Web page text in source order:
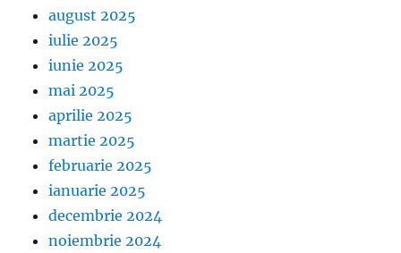
august 2025
iulie 2025
iunie 2025
mai 2025
aprilie 2025
martie 2025
februarie 2025
ianuarie 2025
decembrie 2024
noiembrie 2024